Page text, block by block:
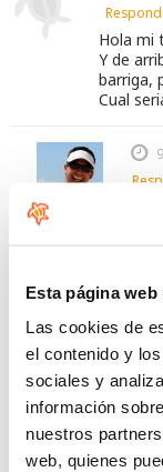
Esta página
Las cookies de
el contenido y
sociales y
información
nuestros
web, quienes
Hola mi
Y de
barriga,
Cual
A que
Yo uso
Deja tu